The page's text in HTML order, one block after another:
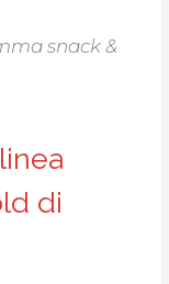
snack &
di